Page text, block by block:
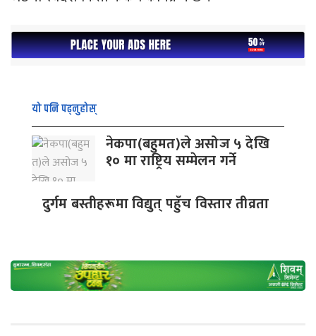
यो पनि पढ्नुहोस्
नेकपा(बहुमत)ले असोज ५ देखि
१० मा राष्ट्रिय सम्मेलन गर्ने
दुर्गम बस्तीहरूमा विद्युत् पहुँच विस्तार तीव्रता